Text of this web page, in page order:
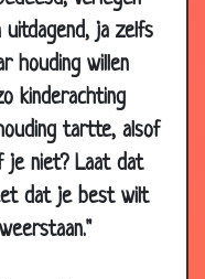
uitdagend, ja zelfs
houding willen
kinderachting
tartte, alsof
je niet? Laat dat
dat je best wilt
3.23
3.83